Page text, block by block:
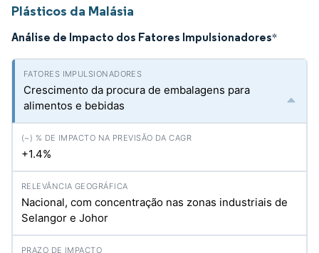
Plásticos da Malásia
Análise de Impacto dos Fatores Impulsionadores*
Crescimento da procura de embalagens para
alimentos e bebidas
+1.4%
Nacional, com concentração nas zonas industriais de
Selangor e Johor